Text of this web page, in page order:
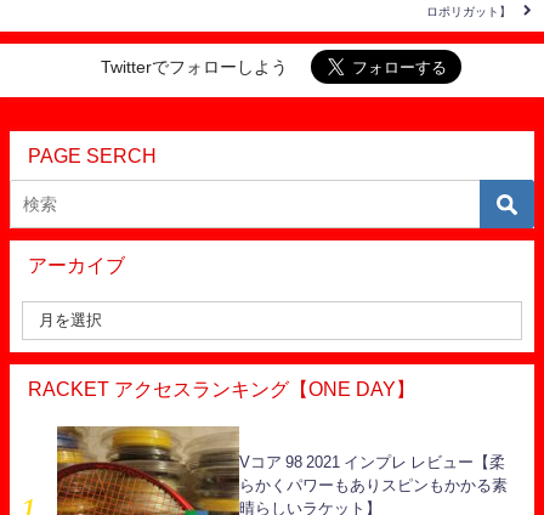
ロポリガット】
Twitterでフォローしよう
PAGE SERCH
アーカイブ
RACKET アクセスランキング【ONE DAY】
Vコア 98 2021 インプレ レビュー【柔
らかくパワーもありスピンもかかる素
晴らしいラケット】